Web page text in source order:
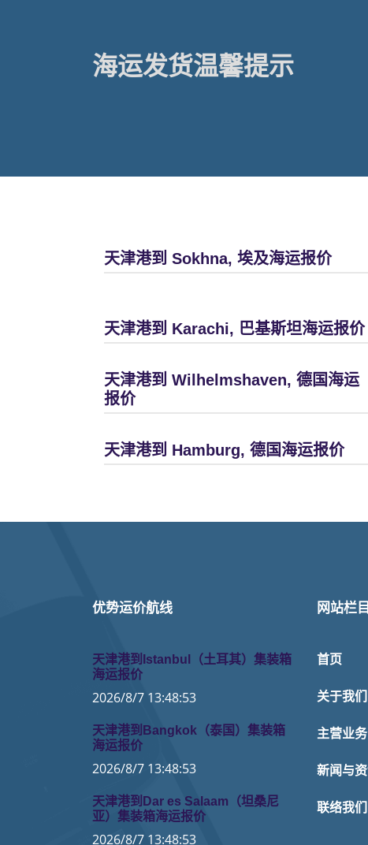
海运发货温馨提示
天津港到 Sokhna, 埃及海运报价
天津港到 Karachi, 巴基斯坦海运报价
天津港到 Wilhelmshaven, 德国海运
报价
天津港到 Hamburg, 德国海运报价
优势运价航线
天津港到Istanbul（土耳其）集装箱
海运报价
2026/8/7 13:48:53
天津港到Bangkok（泰国）集装箱
海运报价
2026/8/7 13:48:53
天津港到Dar es Salaam（坦桑尼
亚）集装箱海运报价
2026/8/7 13:48:53
网站栏目
首页
关于我们
主营业务
新闻与
联络我们